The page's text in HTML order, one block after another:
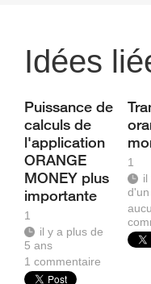
Idées
Puissance de
calculs de
l'application
ORANGE
MONEY plus
importante
1
il y a plus de
5 ans
1 commentaire
1
il